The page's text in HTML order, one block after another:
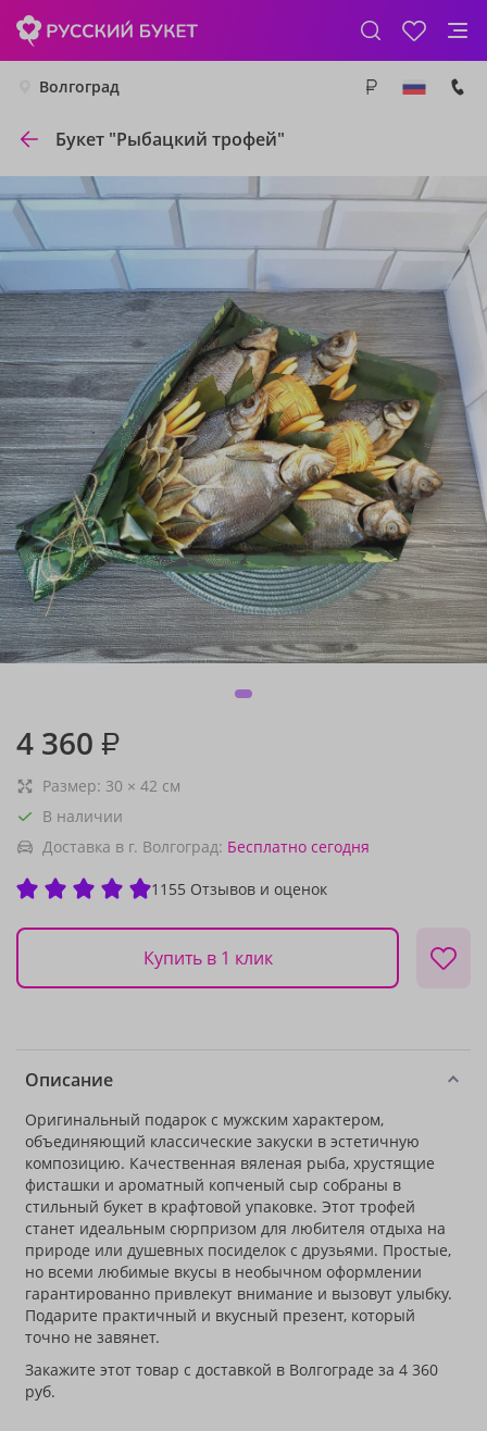
Волгоград
Букет "Рыбацкий трофей"
4 360 ₽
Размер: 30 × 42 см
В наличии
Доставка в г. Волгоград: Бесплатно сегодня
1155 Отзывов и оценок
Купить в 1 клик
Описание
Оригинальный подарок с мужским характером,
объединяющий классические закуски в эстетичную
композицию. Качественная вяленая рыба, хрустящие
фисташки и ароматный копченый сыр собраны в
стильный букет в крафтовой упаковке. Этот трофей
станет идеальным сюрпризом для любителя отдыха на
природе или душевных посиделок с друзьями. Простые,
но всеми любимые вкусы в необычном оформлении
гарантированно привлекут внимание и вызовут улыбку.
Подарите практичный и вкусный презент, который
точно не завянет.
Закажите этот товар с доставкой в Волгограде за 4 360
руб.